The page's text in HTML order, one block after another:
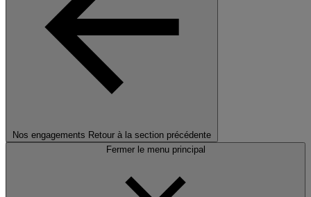
Nos engagements Retour à la section précédente
Fermer le menu principal